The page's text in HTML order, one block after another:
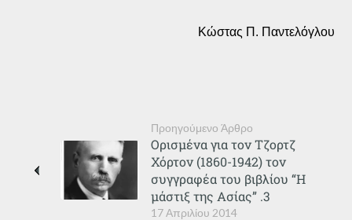
Κώστας Π. Παντελόγλου
Προηγούμενο Άρθρο
17 Απριλίου 2014
Ορισμένα για τον Τζορτζ
Χόρτον (1860-1942) τον
συγγραφέα του βιβλίου “Η
μάστιξ της Ασίας” .3